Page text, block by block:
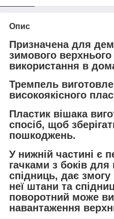
Опис
Призначена для
зимового
використання в
Тремпель
високоякісного
Пластик вішака
спосіб, щоб
пошкоджень.
У нижній частині є
гачками з боків для
спідниць, дає
неї штани та
поворотний може
навантаження